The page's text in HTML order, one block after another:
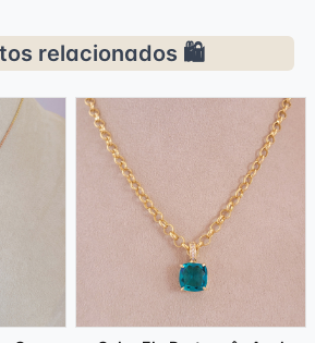
relacionados 🛍️